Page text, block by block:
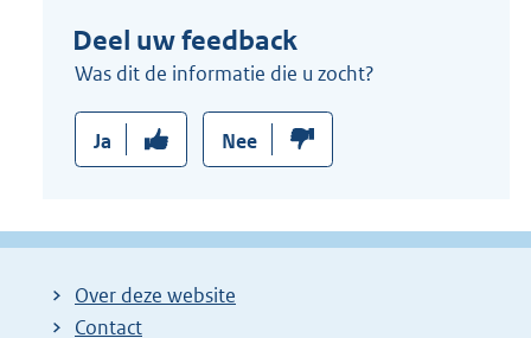
Deel uw feedback
Was dit de informatie die u zocht?
Ja Nee
Over deze website
Contact